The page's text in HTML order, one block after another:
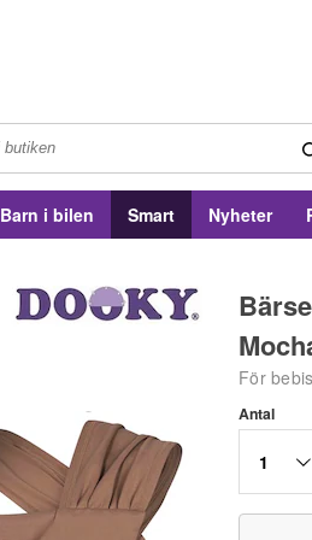
Barn i bilen Smart Nyheter
För
Antal
1